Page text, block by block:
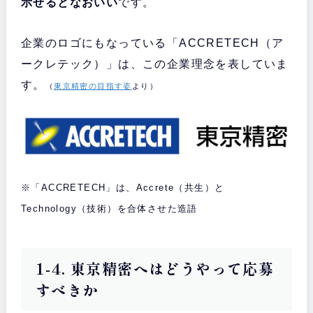
企業のロゴにもなっている「ACCRETECH（ア
ークレテック）」は、この企業理念を表していま
す。
（東京精密の目指す姿 より）
※「ACCRETECH」は、Accrete（共生）と
Technology（技術）を合体させた造語
1-4. 東京精密へはどうやって応募
すべきか